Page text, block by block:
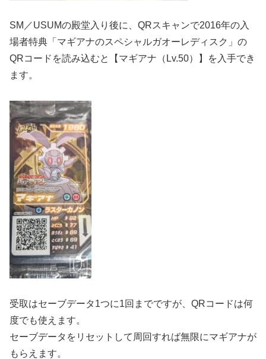
SM／USUMの殿堂入り後に、QRスキャンで2016年の入
場者特典「マギアナのスペシャルガオーレディスク」の
QRコードを読み込むと【マギアナ（Lv.50）】を入手でき
ます。
受取はセーブデータ1つに1回までですが、QRコードは何
度でも使えます。
セーブデータをリセットして周回すれば無限にマギアナが
もらえます。